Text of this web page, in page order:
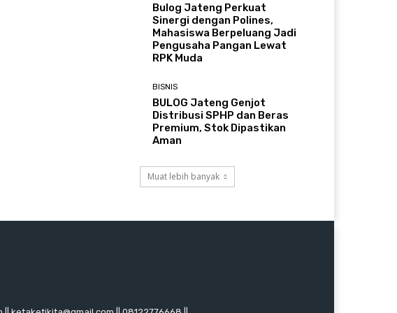
Bulog Jateng Perkuat
Sinergi dengan Polines,
Mahasiswa Berpeluang Jadi
Pengusaha Pangan Lewat
RPK Muda
BISNIS
BULOG Jateng Genjot
Distribusi SPHP dan Beras
Premium, Stok Dipastikan
Aman
Muat lebih banyak